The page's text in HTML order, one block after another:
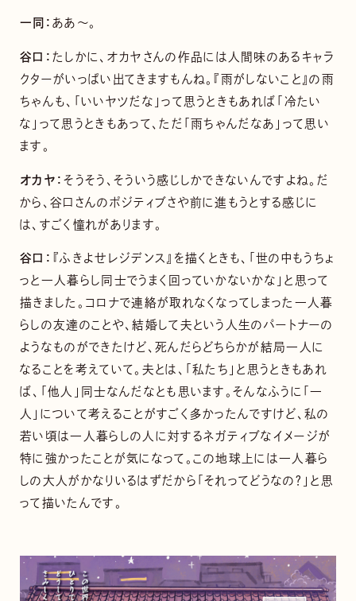
一同：ああ〜。
谷口：たしかに、オカヤさんの作品には人間味のあるキャラ
クターがいっぱい出てきますもんね。『雨がしないこと』の雨
ちゃんも、「いいヤツだな」って思うときもあれば「冷たい
な」って思うときもあって、ただ「雨ちゃんだなあ」って思い
ます。
オカヤ：そうそう、そういう感じしかできないんですよね。だ
から、谷口さんのポジティブさや前に進もうとする感じに
は、すごく憧れがあります。
谷口： 『ふきよせレジデンス』を描くときも、「世の中もうちょ
っと一人暮らし同士でうまく回っていかないかな」と思って
描きました。コロナで連絡が取れなくなってしまった一人暮
らしの友達のことや、結婚して夫という人生のパートナーの
ようなものができたけど、死んだらどちらかが結局一人に
なることを考えていて。夫とは、「私たち」と思うときもあれ
ば、「他人」同士なんだなとも思います。そんなふうに「一
人」について考えることがすごく多かったんですけど、私の
若い頃は一人暮らしの人に対するネガティブなイメージが
特に強かったことが気になって。この地球上には一人暮ら
しの大人がかなりいるはずだから「それってどうなの？」と思
って描いたんです。